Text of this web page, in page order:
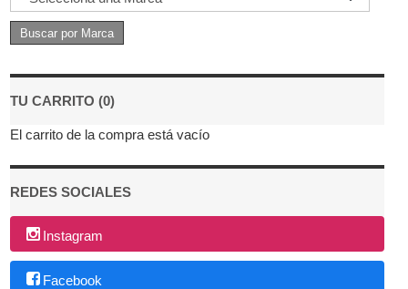
TU CARRITO (0)
El carrito de la compra está vacío
REDES SOCIALES
Instagram
Facebook